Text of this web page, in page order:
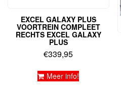
EXCEL GALAXY PLUS
VOORTREIN COMPLEET
RECHTS EXCEL GALAXY
PLUS
€339,95
Meer info!